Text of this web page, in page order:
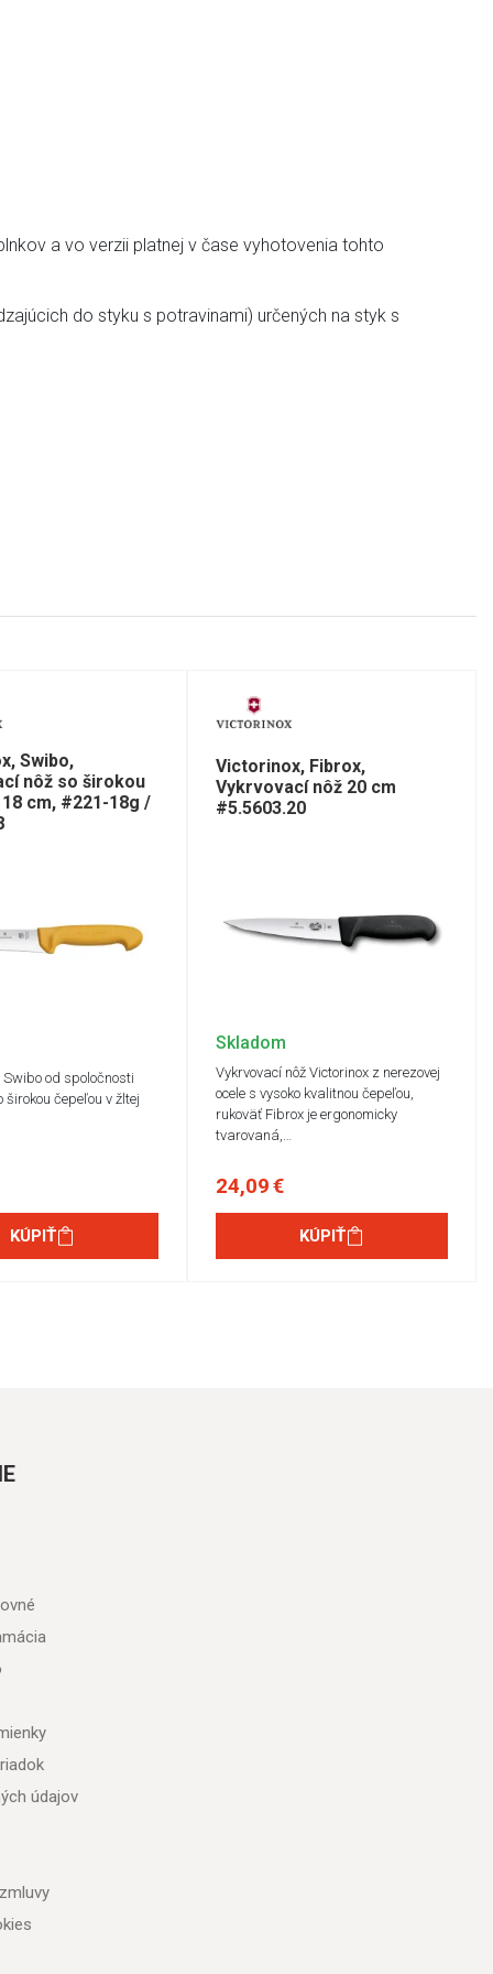
a vo verzii platnej v čase vyhotovenia tohto
do styku s potravinami) určených na styk s
Swibo,
nôž so širokou
cm, #221-18g /
Swibo od spoločnosti
širokou čepeľou v žltej
KÚPIŤ
Victorinox, Fibrox,
Vykrvovací nôž 20 cm
#5.5603.20
Skladom
Vykrvovací nôž Victorinox z nerezovej
ocele s vysoko kvalitnou čepeľou,
rukoväť Fibrox je ergonomicky
tvarovaná,…
24,09 €
KÚPIŤ
údajov